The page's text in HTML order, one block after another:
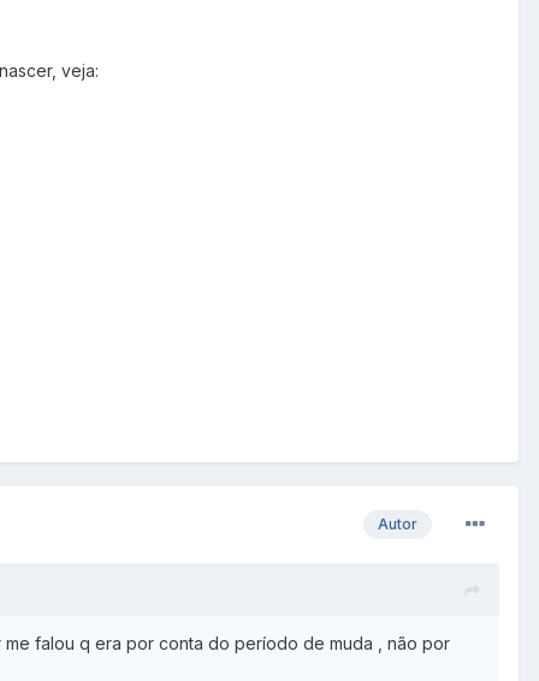
veja:
Autor
falou q era por conta do período de muda , não por